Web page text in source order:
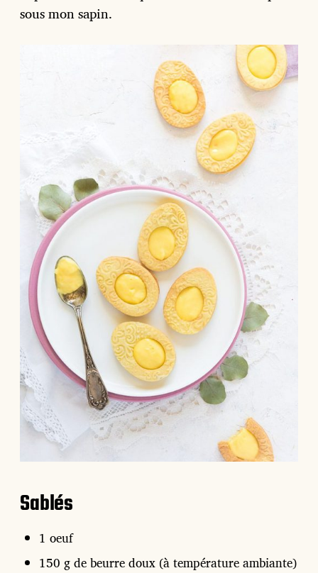
sous mon sapin.
Sablés
1 oeuf
150 g de beurre doux (à température ambiante)